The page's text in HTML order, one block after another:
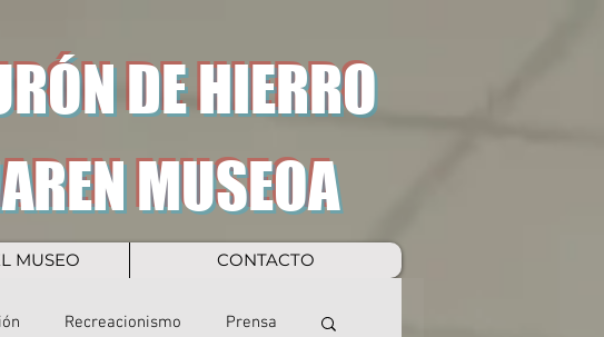
DE HIERRO
MUSEO CONTACTO
MUSEOA
Recreacionismo Prensa